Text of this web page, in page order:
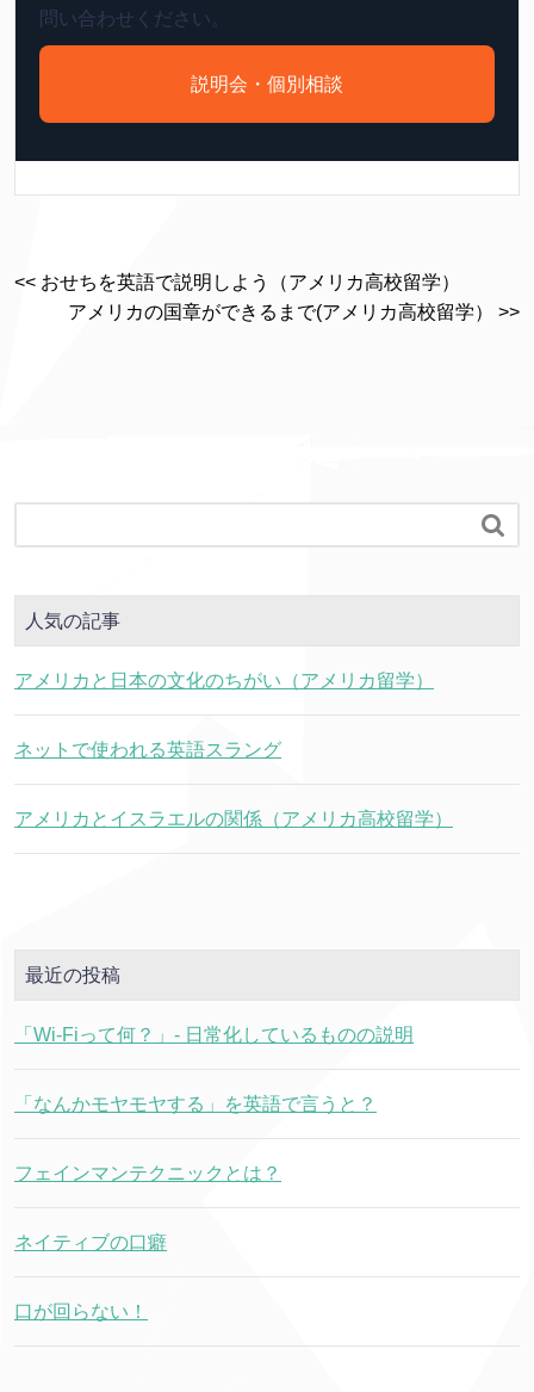
問い合わせください。
説明会・個別相談
<< おせちを英語で説明しよう（アメリカ高校留学）
アメリカの国章ができるまで(アメリカ高校留学） >>

人気の記事
アメリカと日本の文化のちがい（アメリカ留学）
ネットで使われる英語スラング
アメリカとイスラエルの関係（アメリカ高校留学）
最近の投稿
「Wi-Fiって何？」- 日常化しているものの説明
「なんかモヤモヤする」を英語で言うと？
フェインマンテクニックとは？
ネイティブの口癖
口が回らない！